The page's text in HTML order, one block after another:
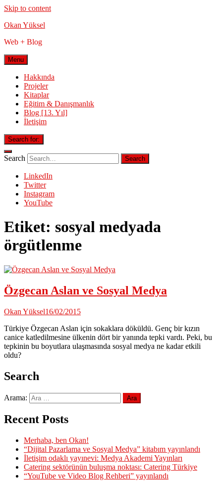
Skip to content
Okan Yüksel
Web + Blog
Menu
Hakkında
Projeler
Kitaplar
Eğitim & Danışmanlık
Blog [13. Yıl]
İletişim
Search for:
Search
LinkedIn
Twitter
Instagram
YouTube
Etiket: sosyal medyada
örgütlenme
Özgecan Aslan ve Sosyal Medya
Okan Yüksel16/02/2015
Türkiye Özgecan Aslan için sokaklara döküldü. Genç bir kızın
canice katledilmesine ülkenin dört bir yanında tepki vardı. Peki, bu
tepkinin bu boyutlara ulaşmasında sosyal medya ne kadar etkili
oldu?
Search
Arama:
Recent Posts
Merhaba, ben Okan!
“Dijital Pazarlama ve Sosyal Medya” kitabım yayınlandı
İletişim odaklı yayınevi: Medya Akademi Yayınları
Catering sektörünün buluşma noktası: Catering Türkiye
“YouTube ve Video Blog Rehberi” yayınlandı